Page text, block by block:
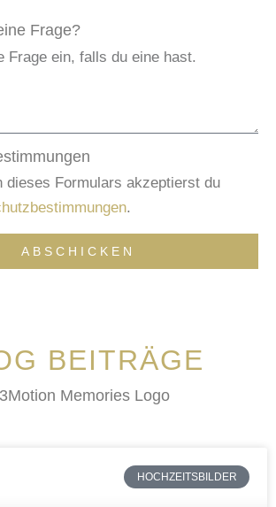
Frage?
dieses Formulars akzeptierst du
.
ABSCHICKEN
BEITRÄGE
HOCHZEITSBILDER